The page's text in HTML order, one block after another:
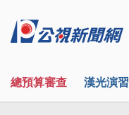
總預算審查 漢光演習